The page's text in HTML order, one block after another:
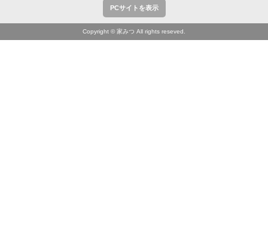
PCサイトを表示
Copyright © 家みつ All rights reseved.